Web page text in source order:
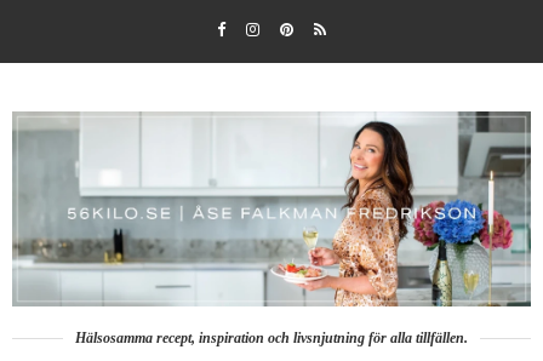
Hälsosamma recept, inspiration och livsnjutning för alla tillfällen.